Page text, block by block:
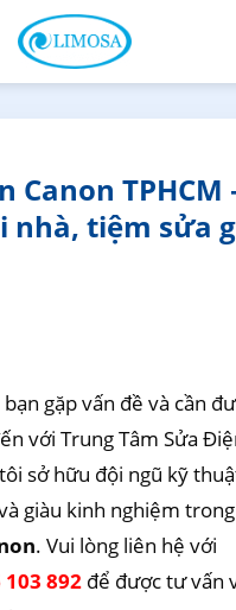
Canon TPHCM
nhà, tiệm sửa
gặp vấn đề và cần
với Trung Tâm Sửa
sở hữu đội ngũ kỹ
giàu kinh nghiệm
. Vui lòng liên hệ với
103 892để được tư vấn